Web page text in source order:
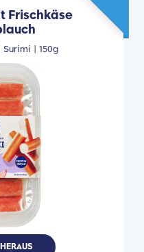
Frischkäse
Surimi | 150g